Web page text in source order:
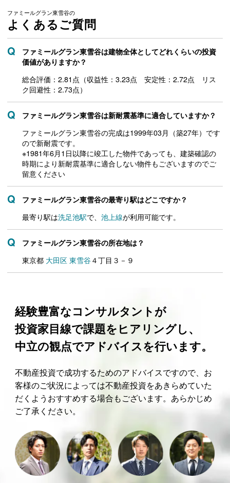
ファミールグラン東雪谷の
よくあるご質問
ファミールグラン東雪谷は建物全体としてどれくらいの投資
価値がありますか？
総合評価：2.81点（収益性：3.23点 安定性：2.72点 リス
ク回避性：2.73点）
ファミールグラン東雪谷は新耐震基準に適合していますか？
ファミールグラン東雪谷の完成は1999年03月（築27年）です
ので新耐震です。
※1981年6月1日以降に竣工した物件であっても、建築確認の
時期により新耐震基準に適合しない物件もございますのでご
留意ください
ファミールグラン東雪谷の最寄り駅はどこですか？
最寄り駅は洗足池駅で、 池上線が利用可能です。
ファミールグラン東雪谷の所在地は？
東京都 大田区 東雪谷４丁目３－９
経験豊富なコンサルタントが
投資家目線で課題をヒアリングし、
中立の観点でアドバイスを行います。
不動産投資で成功するためのアドバイスですので、お
客様のご状況によっては不動産投資をあきらめていた
だくようおすすめする場合もございます。あらかじめ
ご了承ください。